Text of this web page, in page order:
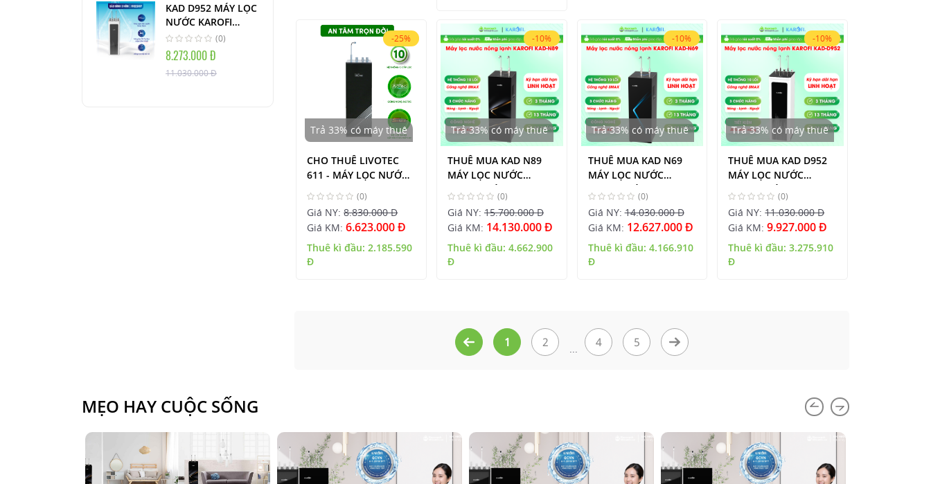
KAD D952 MÁY LỌC
NƯỚC KAROFI
NÓNG LẠNH CHIP
(0)
8.273.000 Đ
11.030.000 Đ
-25%
Trả 33% có máy thuê
CHO THUÊ LIVOTEC
611 - MÁY LỌC NƯỚC
(0)
Giá NY:8.830.000 Đ
Giá KM:6.623.000 Đ
Thuê kì đầu:2.185.590
Đ
-10%
Trả 33% có máy thuê
THUÊ MUA KAD N89
MÁY LỌC NƯỚC
KAROFI NÓNG LẠNH 5
CHẾ ĐỘ NHIỆT
(0)
Giá NY: 15.700.000 Đ
Giá KM: 14.130.000 Đ
Thuê kì đầu: 4.662.900
Đ
-10%
Trả 33% có máy thuê
THUÊ MUA KAD N69
MÁY LỌC NƯỚC
KAROFI NÓNG LẠNH
(0)
Giá NY:14.030.000 Đ
Giá KM: 12.627.000 Đ
Thuê kì đầu: 4.166.910
Đ
-10%
Trả 33% có máy thuê
THUÊ MUA KAD D952
MÁY LỌC NƯỚC
KAROFI NÓNG LẠNH
(0)
Giá NY:11.030.000 Đ
Giá KM:9.927.000 Đ
Thuê kì đầu:3.275.910
Đ
1 2 4 5
MẸO HAY CUỘC SỐNG